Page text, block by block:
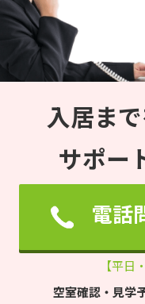
入居ま
サポー
電話
【平日
空室確認・見学